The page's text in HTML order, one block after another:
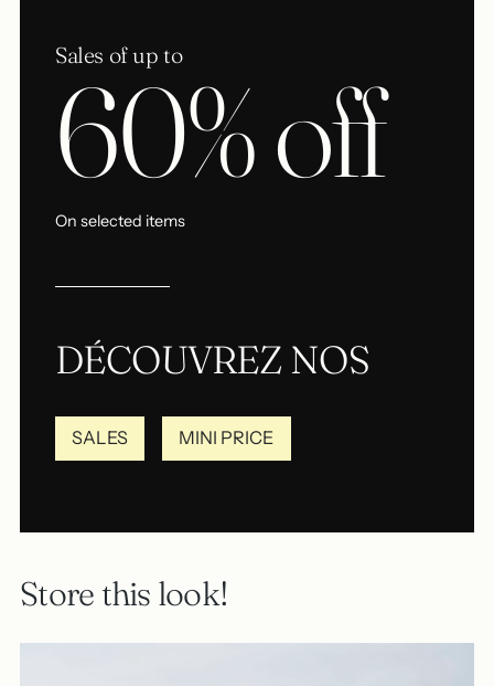
Sales of up to
60% off
On selected items
DÉCOUVREZ NOS
SALES MINI PRICE
Store this look!